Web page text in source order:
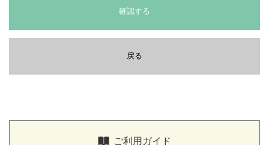
用目的の通知、開示、訂正、追加又は削除、利用の停止、消去及び
第三者への提供の停止の求めに応じます。
合せください。
当サイトでは利用者様の識別やサイトの利便性向上のために
もしくは「全農食品オンラインショップ窓口」にご連絡
確認する
戻る
ご利用ガイド